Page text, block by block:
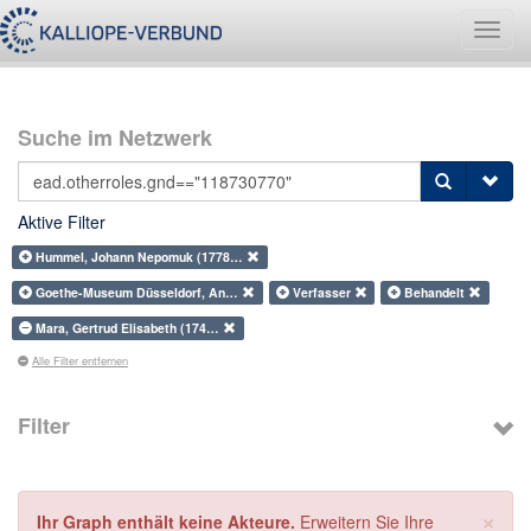
Suche im Netzwerk
Aktive Filter
Hummel, Johann Nepomuk (1778…
Goethe-Museum Düsseldorf, An…
Verfasser
Behandelt
Mara, Gertrud Elisabeth (174…
Alle Filter entfernen
Filter
×
Ihr Graph enthält keine Akteure. Erweitern Sie Ihre